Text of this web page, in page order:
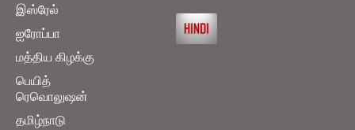
இஸ்ரேல்
ஐரோப்பா
மத்திய கிழக்கு
பெயித்
ரெவொலுஷன்
தமிழ்நாடு